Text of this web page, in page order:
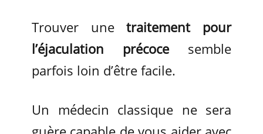
Trouver unetraitement pour
l’éjaculation précoce semble
parfois loin d’être facile.
Un médecin classique ne sera